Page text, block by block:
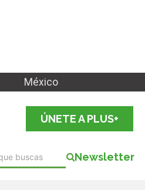
México
ÚNETE A PLUS+
Newsletter